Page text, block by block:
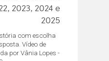
2023, 2024 e
2025
com escolha
Vídeo de
por Vânia Lopes -